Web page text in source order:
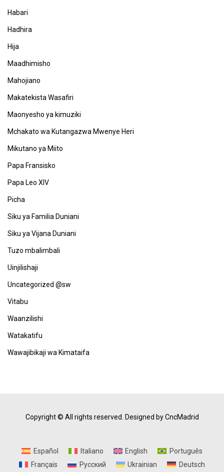
Habari
Hadhira
Hija
Maadhimisho
Mahojiano
Makatekista Wasafiri
Maonyesho ya kimuziki
Mchakato wa Kutangazwa Mwenye Heri
Mikutano ya Miito
Papa Fransisko
Papa Leo XIV
Picha
Siku ya Familia Duniani
Siku ya Vijana Duniani
Tuzo mbalimbali
Uinjilishaji
Uncategorized @sw
Vitabu
Waanzilishi
Watakatifu
Wawajibikaji wa Kimataifa
Copyright © All rights reserved. Designed by CncMadrid
Español Italiano English
Português
Français
Русский Ukrainian Deutsch